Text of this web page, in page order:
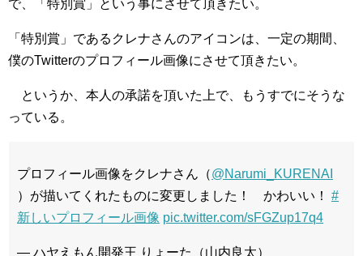
で、「特別賞」という事にさせて頂きたい。
「特別賞」であるクレナさんのアイコンは、一定の期間、
僕のTwitterのプロフィール画像にさせて頂きたい。
というか、本人の承諾を頂いた上で、もうすでにそうな
っている。
プロフィール画像をクレナさん（@Narumi_KURENAI
）が描いてくれたものに変更しました！ かわいい！ #
新しいプロフィール画像 pic.twitter.com/sFGZup17q4
— ハヤえもん開発王 りょーた（山内良太）